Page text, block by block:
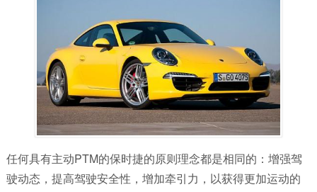
任何具有主动PTM的保时捷的原则理念都是相同的：增强驾
驶动态，提高驾驶安全性，增加牵引力，以获得更加运动的